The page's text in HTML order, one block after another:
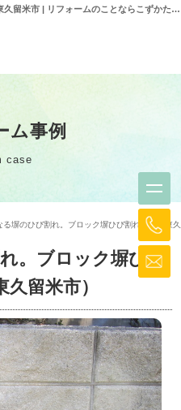
ブロック塀ひび割れ 植木 自動車事故 東久留米市 | リフォームのことならこずかたテクノ
ム事例
case
る塀のひび割れ。ブロック塀ひび割れ補修（東
。ブロック塀ひび
留米市）